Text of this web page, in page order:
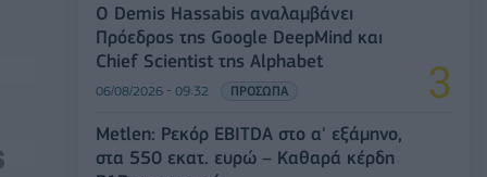
Ο Demis Hassabis αναλαμβάνει
Πρόεδρος της Google DeepMind και
Chief Scientist της Alphabet
06/08/2026 - 09:32 ΠΡΟΣΩΠΑ
Metlen: Ρεκόρ EBITDA στο α' εξάμηνο,
στα 550 εκατ. ευρώ – Καθαρά κέρδη